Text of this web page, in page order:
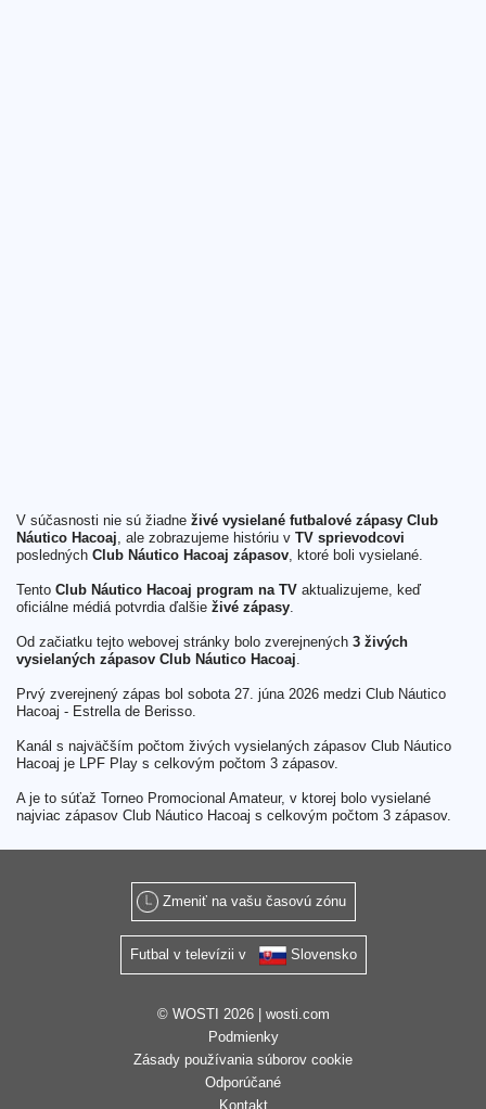
V súčasnosti nie sú žiadne živé vysielané futbalové zápasy Club
Náutico Hacoaj, ale zobrazujeme históriu v TV sprievodcovi
posledných Club Náutico Hacoaj zápasov, ktoré boli vysielané.
Tento Club Náutico Hacoaj program na TV aktualizujeme, keď
oficiálne médiá potvrdia ďalšie živé zápasy.
Od začiatku tejto webovej stránky bolo zverejnených 3 živých
vysielaných zápasov Club Náutico Hacoaj.
Prvý zverejnený zápas bol sobota 27. júna 2026 medzi Club Náutico
Hacoaj - Estrella de Berisso.
Kanál s najväčším počtom živých vysielaných zápasov Club Náutico
Hacoaj je LPF Play s celkovým počtom 3 zápasov.
A je to súťaž Torneo Promocional Amateur, v ktorej bolo vysielané
najviac zápasov Club Náutico Hacoaj s celkovým počtom 3 zápasov.
Zmeniť na vašu časovú zónu
Futbal v televízii v Slovensko
© WOSTI 2026 | wosti.com
Podmienky
Zásady používania súborov cookie
Odporúčané
Kontakt